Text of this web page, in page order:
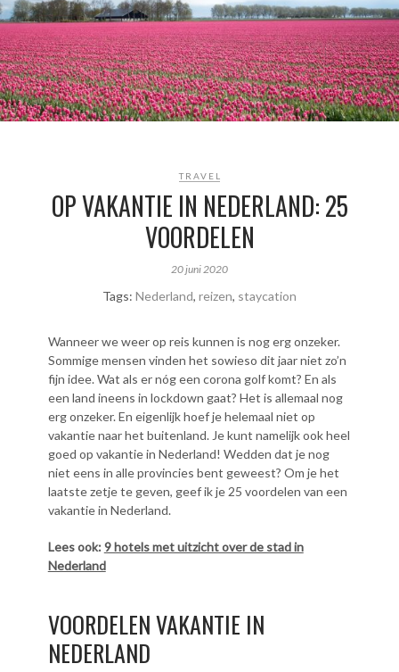
TRAVEL
OP VAKANTIE IN NEDERLAND: 25
VOORDELEN
20 juni 2020
Tags: Nederland, reizen, staycation
Wanneer we weer op reis kunnen is nog erg onzeker.
Sommige mensen vinden het sowieso dit jaar niet zo’n
fijn idee. Wat als er nóg een corona golf komt? En als
een land ineens in lockdown gaat? Het is allemaal nog
erg onzeker. En eigenlijk hoef je helemaal niet op
vakantie naar het buitenland. Je kunt namelijk ook heel
goed op vakantie in Nederland! Wedden dat je nog
niet eens in alle provincies bent geweest? Om je het
laatste zetje te geven, geef ik je 25 voordelen van een
vakantie in Nederland.
Lees ook:9 hotels met uitzicht over de stad in
Nederland
VOORDELEN VAKANTIE IN
NEDERLAND